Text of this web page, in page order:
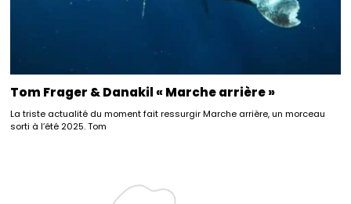
Tom Frager & Danakil « Marche arrière »
La triste actualité du moment fait ressurgir Marche arrière, un morceau
sorti à l’été 2025. Tom